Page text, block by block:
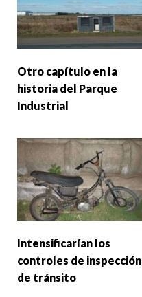
Otro capítulo en la
historia del Parque
Industrial
Intensificarían los
controles de inspección
de tránsito